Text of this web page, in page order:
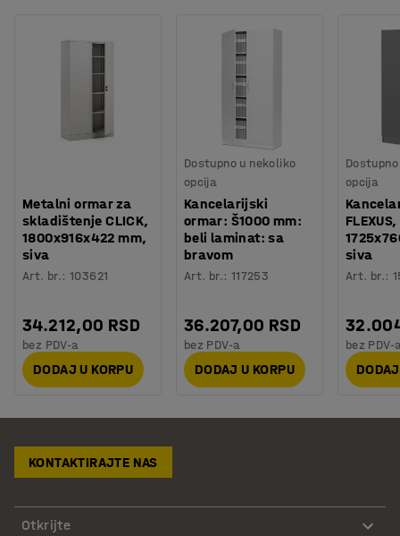
Metalni ormar za
skladištenje CLICK,
1800x916x422 mm,
siva
Art. br.:103621
34.212,00 RSD
bez PDV-a
DODAJ U KORPU
Dostupno u nekoliko
opcija
Kancelarijski
ormar: Š1000 mm:
beli laminat: sa
bravom
Art. br.: 117253
36.207,00 RSD
bez PDV-a
DODAJ U KORPU
opcija
FLEXUS,
siva
Art. br.:
bez PDV-
KONTAKTIRAJTE NAS
Otkrijte